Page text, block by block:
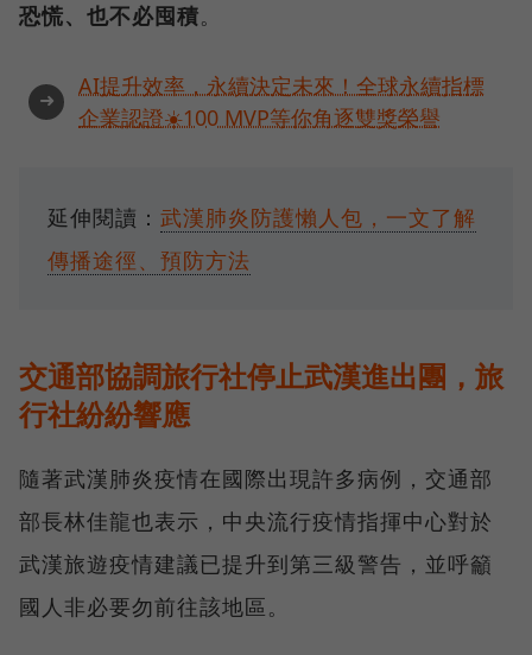
恐慌、也不必囤積。
➜
AI提升效率，永續決定未來！全球永續指標
企業認證☀️100 MVP等你角逐雙獎榮譽
延伸閱讀： 武漢肺炎防護懶人包，一文了解
傳播途徑、預防方法
交通部協調旅行社停止武漢進出團，旅
行社紛紛響應
隨著武漢肺炎疫情在國際出現許多病例，交通部
部長林佳龍也表示，中央流行疫情指揮中心對於
武漢旅遊疫情建議已提升到第三級警告，並呼籲
國人非必要勿前往該地區。